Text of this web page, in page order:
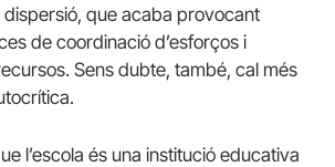
que acaba provocant
de coordinació d’esforços i
Sens dubte, també, cal més
l’escola és una institució educativa